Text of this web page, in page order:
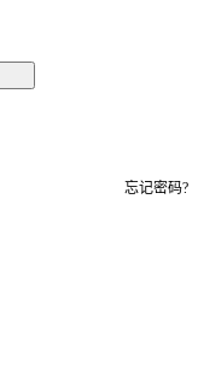
忘记密码?